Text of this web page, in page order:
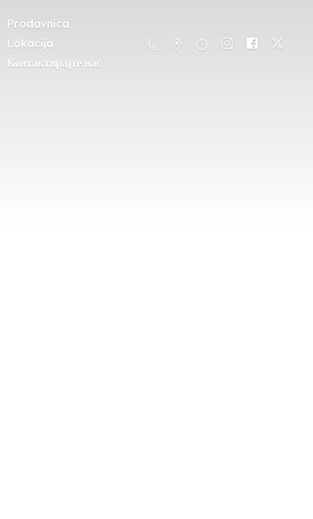
Prodavnica
Lokacija
Контактирајте нас